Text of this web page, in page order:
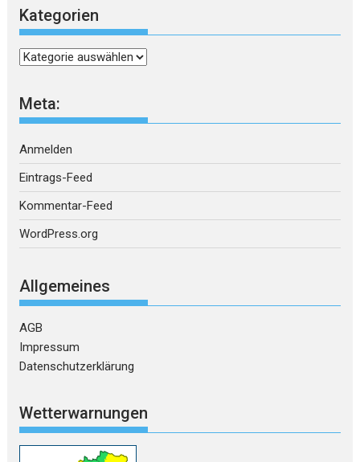
Kategorien
Kategorien
Meta:
Anmelden
Eintrags-Feed
Kommentar-Feed
WordPress.org
Allgemeines
AGB
Impressum
Datenschutzerklärung
Wetterwarnungen